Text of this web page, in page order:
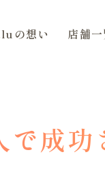
の想い 店舗一
成功